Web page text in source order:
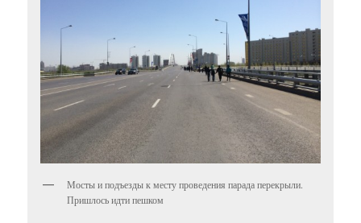
Мосты и подъезды к месту проведения парада перекрыли.
Пришлось идти пешком